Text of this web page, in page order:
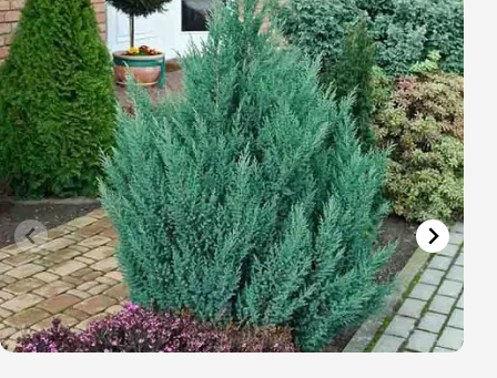
Vřesovištní rostliny
Vánoční stromky v květináčích a řezané